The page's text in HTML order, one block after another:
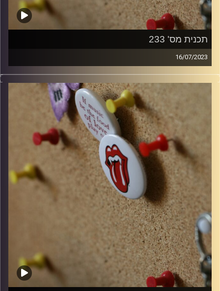
תכנית מס' 233
16/07/2023
קלאסיקות רוק עם אורן הוף.
włodi